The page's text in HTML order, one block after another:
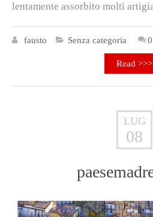
lentamente assorbito molti
fausto Senza categoria 0
Read >>>
LUG
08